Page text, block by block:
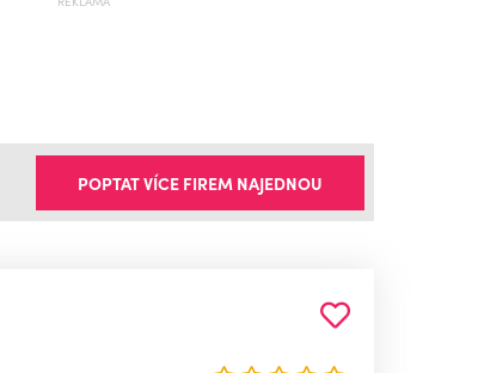
POPTAT VÍCE FIREM NAJEDNOU